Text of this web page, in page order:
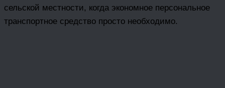
сельской местности, когда экономное персональное
транспортное средство просто необходимо.